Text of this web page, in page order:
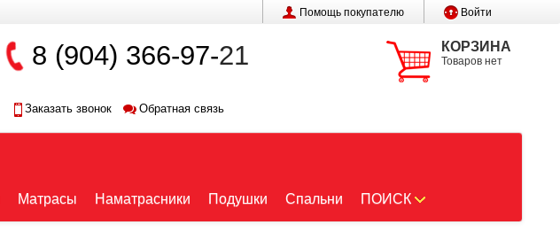
Помощь покупателю Войти
КОРЗИНА
Товаров нет
8 (904) 366-97-21
Заказать звонок Обратная связь
Матрасы Наматрасники Подушки Спальни ПОИСК